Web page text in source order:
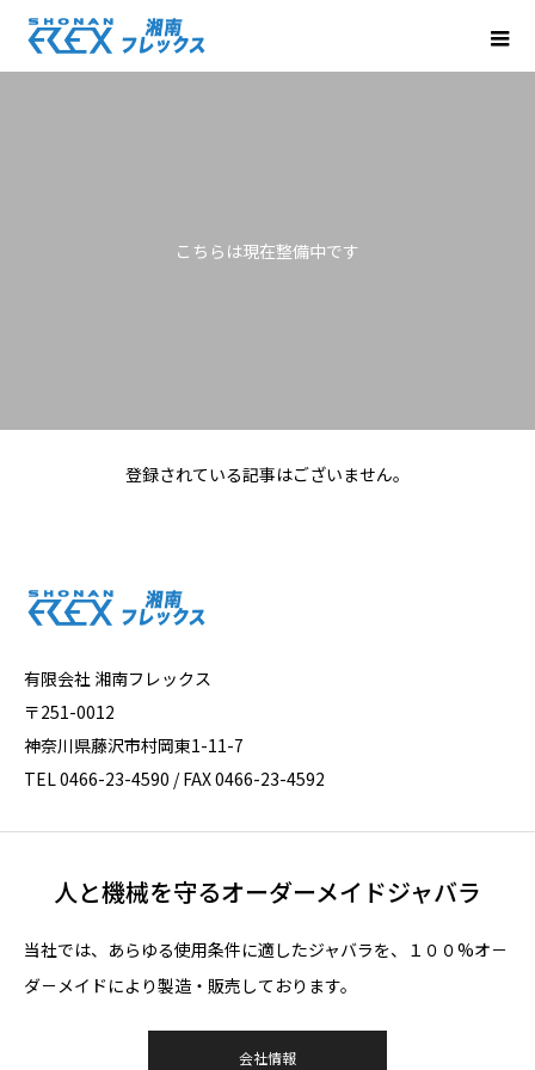
こちらは現在整備中です
登録されている記事はございません。
有限会社 湘南フレックス
〒251-0012
神奈川県藤沢市村岡東1-11-7
TEL 0466-23-4590 / FAX 0466-23-4592
人と機械を守るオーダーメイドジャバラ
当社では、あらゆる使用条件に適したジャバラを、１００%オ－
ダ－メイドにより製造・販売しております。
会社情報